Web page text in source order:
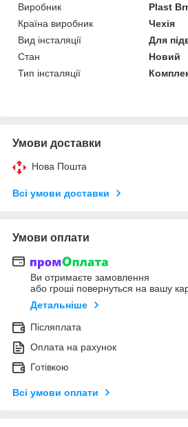
Виробник
Plast
Країна виробник
Чехія
Вид інсталяції
Для
Стан
Новий
Тип інсталяції
Умови доставки
Нова Пошта
Всі умови доставки
Умови оплати
Ви отримаєте замовлення
або гроші повернуться на вашу
Детальніше
Післяплата
Оплата на рахунок
Готівкою
Всі умови оплати